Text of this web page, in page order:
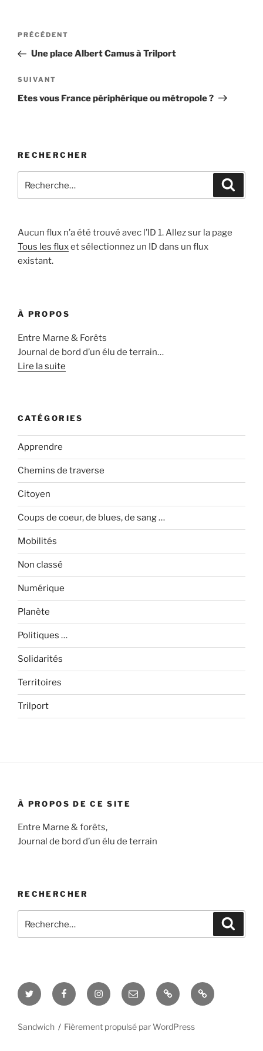
Navigation
l’article
Article
précédent
PRÉCÉDENT
Une place Albert Camus à Trilport
Article
suivant
SUIVANT
Etes vous France périphérique ou métropole ?
RECHERCHER
pour
Aucun flux n’a été trouvé avec l’ID 1. Allez sur la page
Tous les fluxet sélectionnez un ID dans un flux
existant.
À PROPOS
Entre Marne & Forêts
Journal de bord d’un élu de terrain…
Lire la suite
CATÉGORIES
Apprendre
Chemins de traverse
Citoyen
Coups de coeur, de blues, de sang …
Mobilités
Non classé
Numérique
Planète
Politiques …
Solidarités
Territoires
Trilport
À PROPOS DE CE SITE
Entre Marne & forêts,
Journal de bord d’un élu de terrain
RECHERCHER
pour
Twitter FacebookInstagram
E-
mail
Blog
Interview
&
Sandwich Fièrement propulsé par WordPress